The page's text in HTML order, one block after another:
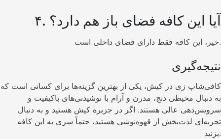
۴. آیا این کافه فضای باز هم دارد؟
خیر، این کافه فقط دارای فضای داخلی است.
نتیجه‌گیری
کافی‌شاپ زی در کیش، یکی از بهترین گزینه‌ها برای کسانی است که
به دنبال محیطی دنج، مدرن و آرام با نوشیدنی‌های باکیفیت و
سرویس‌دهی عالی هستند. اگر در جزیره کیش هستید و به دنبال
تجربه‌ای لذت‌بخش از قهوه‌نوشی هستید، حتماً سری به این کافه
بزنید.